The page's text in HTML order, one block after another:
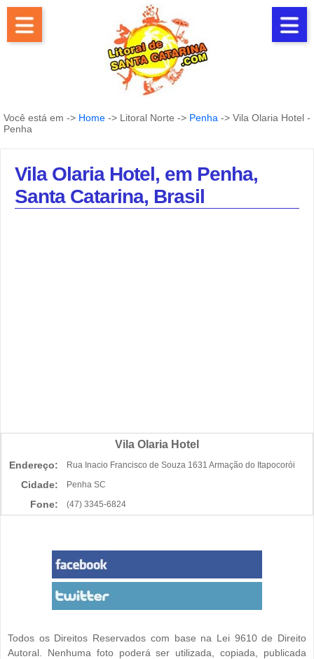
Você está em -> Home -> Litoral Norte -> Penha -> Vila Olaria Hotel -
Penha
Vila Olaria Hotel, em Penha,
Santa Catarina, Brasil
Vila Olaria Hotel
Endereço: Rua Inacio Francisco de Souza 1631 Armação do Itapocorói
Cidade: Penha SC
Fone: (47) 3345-6824
Todos os Direitos Reservados com base na Lei 9610 de Direito
Autoral. Nenhuma foto poderá ser utilizada, copiada, publicada